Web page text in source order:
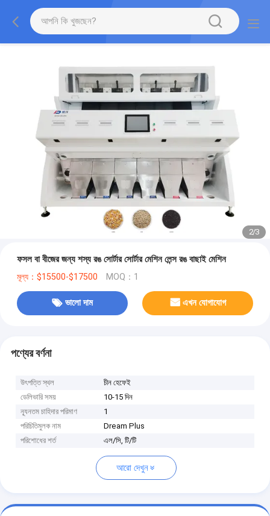
2/3
ফসল বা বীজের জন্য শস্য রঙ সোর্টার সোর্টার মেশিন লেন্স রঙ বাছাই মেশিন
মূল্য：$15500-$17500 MOQ：1
ভালো দাম এখন যোগাযোগ
পণ্যের বর্ণনা
উৎপত্তি স্থল
চীন হেফেই
ডেলিভারি সময়
10-15 দিন
ন্যূনতম চাহিদার পরিমাণ
1
পরিচিতিমুলক নাম
Dream Plus
পরিশোধের শর্ত
এল/সি, টি/টি
আরো দেখুন